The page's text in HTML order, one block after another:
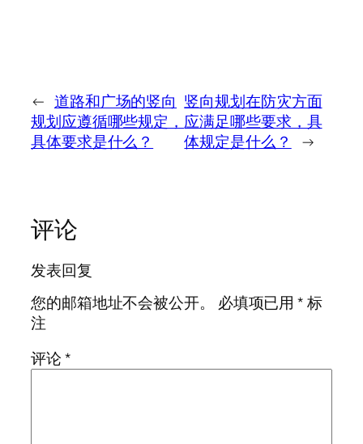
← 道路和广场的竖向
规划应遵循哪些规定，
具体要求是什么？
竖向规划在防灾方面
应满足哪些要求，具
体规定是什么？
→
评论
发表回复
您的邮箱地址不会被公开。
必填项已用*标
注
评论*